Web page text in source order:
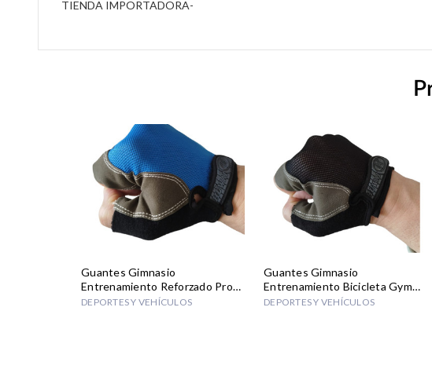
TIENDA IMPORTADORA-
Guantes Gimnasio
Entrenamiento Reforzado Pro
Gym Pesas
DEPORTES Y VEHÍCULOS
Guantes Gimnasio
Entrenamiento Bicicleta Gym
Pesas
DEPORTES Y VEHÍCULOS